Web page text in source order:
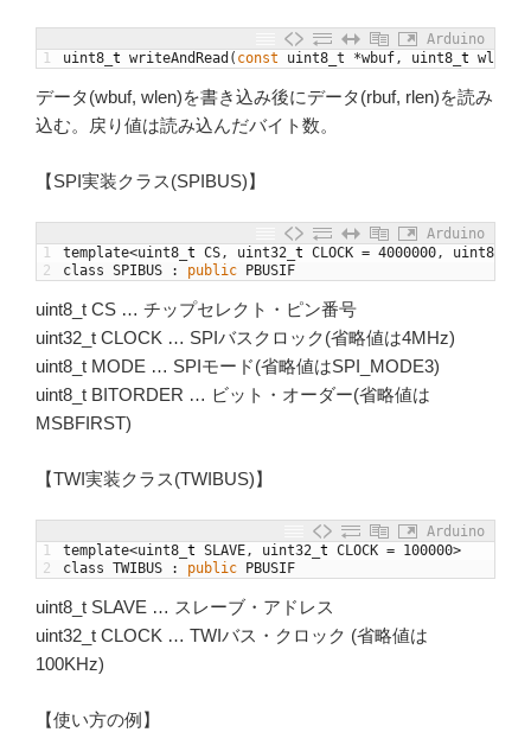
Arduino
1
uint8 t writeAndRead ( const uint8_t *wbuf, uint8 t wlen
データ(wbuf, wlen)を書き込み後にデータ(rbuf, rlen)を読み
込む。戻り値は読み込んだバイト数。
【SPI実装クラス(SPIBUS)】
Arduino
1
2
template<uint8 t CS, uint32 t CLOCK = 4000000, uint8
class SPIBUS : public PBUSIF
uint8_t CS … チップセレクト・ピン番号
uint32_t CLOCK … SPIバスクロック(省略値は4MHz)
uint8_t MODE … SPIモード(省略値はSPI_MODE3)
uint8_t BITORDER … ビット・オーダー(省略値は
MSBFIRST)
【TWI実装クラス(TWIBUS)】
Arduino
1
2
template<uint8 t SLAVE, uint32 t CLOCK = 100000>
class TWIBUS : public PBUSIF
uint8_t SLAVE … スレーブ・アドレス
uint32_t CLOCK … TWIバス・クロック (省略値は
100KHz)
【使い方の例】